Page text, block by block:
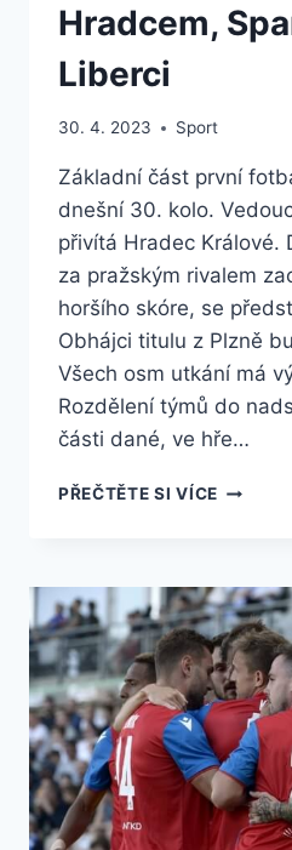
Hradcem,
Liberci
30. 4. 2023 Sport
Základní část první
dnešní 30. kolo.
přivítá Hradec Králové.
za pražským rivalem
horšího skóre, se
Obhájci titulu z Plzně
Všech osm utkání má
Rozdělení týmů do
části dané, ve hře…
PŘEČTĚTE SI VÍCE
ČÁST
LIGY
DOMA
S
SPARTA
V
LIBERCI